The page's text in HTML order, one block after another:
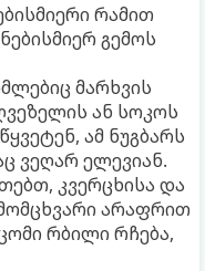
რამით
გემოს
მარხვის
ან სოკოს
ამ ნუგბარს
ვეღარ ელევიან.
კვერცხისა და
არაფრით
რბილი რჩება,